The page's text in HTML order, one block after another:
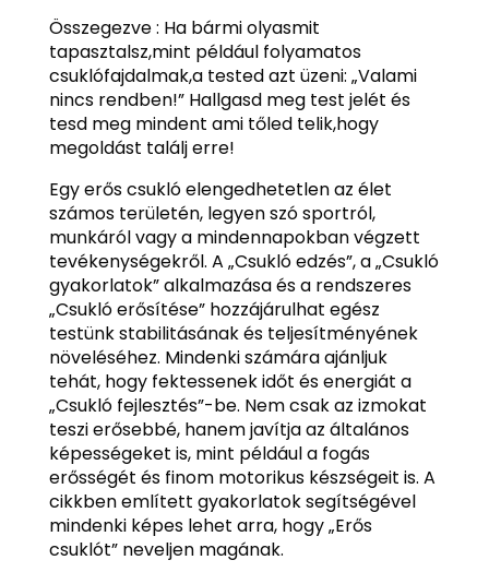
Összegezve : Ha bármi olyasmit
tapasztalsz,mint például folyamatos
csuklófajdalmak,a tested azt üzeni: „Valami
nincs rendben!” Hallgasd meg test jelét és
tesd meg mindent ami tőled telik,hogy
megoldást találj erre!
Egy erős csukló elengedhetetlen az élet
számos területén, legyen szó sportról,
munkáról vagy a mindennapokban végzett
tevékenységekről. A „Csukló edzés”, a „Csukló
gyakorlatok” alkalmazása és a rendszeres
„Csukló erősítése” hozzájárulhat egész
testünk stabilitásának és teljesítményének
növeléséhez. Mindenki számára ajánljuk
tehát, hogy fektessenek időt és energiát a
„Csukló fejlesztés”-be. Nem csak az izmokat
teszi erősebbé, hanem javítja az általános
képességeket is, mint például a fogás
erősségét és finom motorikus készségeit is. A
cikkben említett gyakorlatok segítségével
mindenki képes lehet arra, hogy „Erős
csuklót” neveljen magának.